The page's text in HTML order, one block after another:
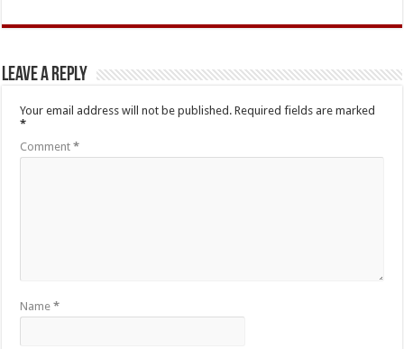
Leave a Reply
Your email address will not be published. Required fields are marked
*
Comment*
Name*